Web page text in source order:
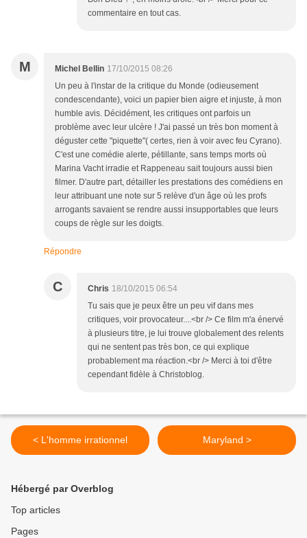
commentaire en tout cas.
M Michel Bellin 17/10/2015 08:26
Un peu à l'instar de la critique du Monde (odieusement
condescendante), voici un papier bien aigre et injuste, à mon
humble avis. Décidément, les critiques ont parfois un
problème avec leur ulcère ! J'ai passé un très bon moment à
déguster cette "piquette"( certes, rien à voir avec feu Cyrano).
C'est une comédie alerte, pétillante, sans temps morts où
Marina Vacht irradie et Rappeneau sait toujours aussi bien
filmer. D'autre part, détailler les prestations des comédiens en
leur attribuant une note sur 5 relève d'un âge où les profs
arrogants savaient se rendre aussi insupportables que leurs
coups de règle sur les doigts.
Répondre
C Chris 18/10/2015 06:54
Tu sais que je peux être un peu vif dans mes
critiques, voir provocateur....<br /> Ce film m'a énervé
à plusieurs titre, je lui trouve globalement des relents
qui ne sentent pas très bon, ce qui explique
probablement ma réaction.<br /> Merci à toi d'être
cependant fidèle à Christoblog.
< L'homme irrationnel Maryland >
Hébergé par Overblog
Top articles
Pages